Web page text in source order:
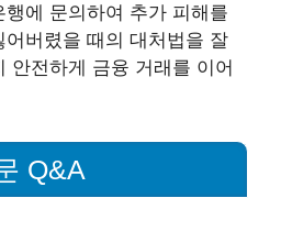
에 문의하여 추가 피해를
버렸을 때의 대처법을 잘
안전하게 금융 거래를 이어
Q&A